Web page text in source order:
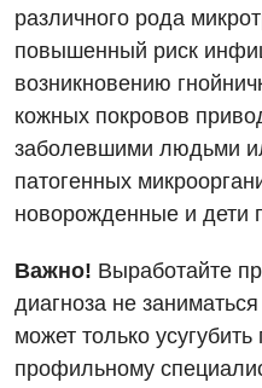
Для взрослых
Акушерство и гинекология
Аллергология,
Бесплатные услуги
Вакцинация
Гастроэнтерология
Гематология
Национальный скрининг здоровья 40+
Украинский
Русский
различного рода
повышенный риск
возникновению
кожных покровов
заболевшими людьми
патогенных
новорожденные и дети
Важно! Выработайте
диагноза не
может только
профильному